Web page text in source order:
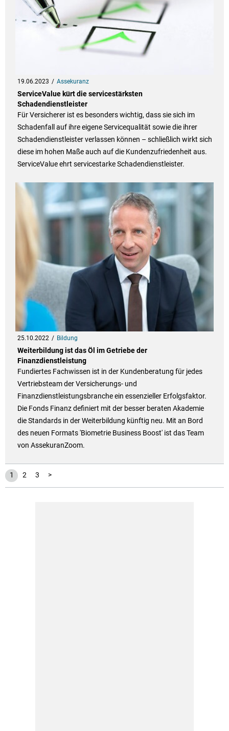
19.06.2023 Assekuranz
ServiceValue kürt die servicestärksten
Schadendienstleister
Für Versicherer ist es besonders wichtig, dass sie sich im
Schadenfall auf ihre eigene Servicequalität sowie die ihrer
Schadendienstleister verlassen können – schließlich wirkt sich
diese im hohen Maße auch auf die Kundenzufriedenheit aus.
ServiceValue ehrt servicestarke Schadendienstleister.
25.10.2022 Bildung
Weiterbildung ist das Öl im Getriebe der
Finanzdienstleistung
Fundiertes Fachwissen ist in der Kundenberatung für jedes
Vertriebsteam der Versicherungs- und
Finanzdienstleistungsbranche ein essenzieller Erfolgsfaktor.
Die Fonds Finanz definiert mit der besser beraten Akademie
die Standards in der Weiterbildung künftig neu. Mit an Bord
des neuen Formats 'Biometrie Business Boost' ist das Team
von AssekuranZoom.
1 2 3 >